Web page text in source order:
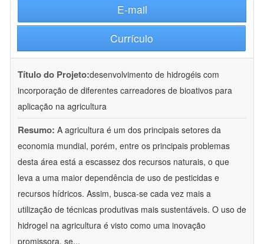
E-mail
Currículo
Título do Projeto:desenvolvimento de hidrogéis com
incorporação de diferentes carreadores de bioativos para
aplicação na agricultura
Resumo: A agricultura é um dos principais setores da
economia mundial, porém, entre os principais problemas
desta área está a escassez dos recursos naturais, o que
leva a uma maior dependência de uso de pesticidas e
recursos hídricos. Assim, busca-se cada vez mais a
utilização de técnicas produtivas mais sustentáveis. O uso de
hidrogel na agricultura é visto como uma inovação
promissora, se...